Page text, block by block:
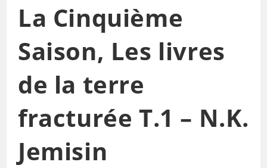
La Cinquième
Saison, Les livres
de la terre
fracturée T.1 – N.K.
Jemisin